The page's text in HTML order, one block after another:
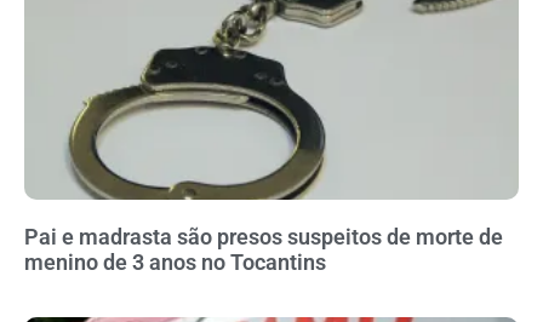
Pai e madrasta são presos suspeitos de morte de
menino de 3 anos no Tocantins